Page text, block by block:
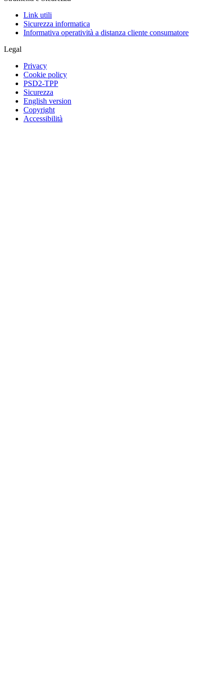
Link utili
Sicurezza informatica
Informativa operatività a distanza cliente consumatore
Legal
Privacy
Cookie policy
PSD2-TPP
Sicurezza
English version
Copyright
Accessibilità